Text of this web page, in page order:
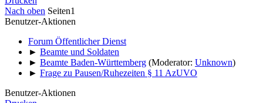
Nach oben Seiten1
Benutzer-Aktionen
Forum Öffentlicher Dienst
► Beamte und Soldaten
► Beamte Baden-Württemberg (Moderator: Unknown)
► Frage zu Pausen/Ruhezeiten § 11 AzUVO
Benutzer-Aktionen